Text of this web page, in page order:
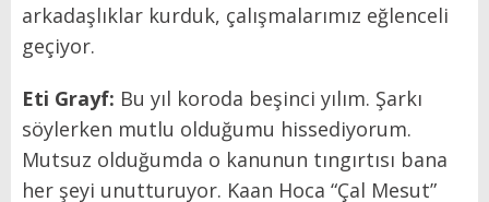
arkadaşlıklar kurduk, çalışmalarımız eğlenceli
geçiyor.
Eti Grayf: Bu yıl koroda beşinci yılım. Şarkı
söylerken mutlu olduğumu hissediyorum.
Mutsuz olduğumda o kanunun tıngırtısı bana
her şeyi unutturuyor. Kaan Hoca “Çal Mesut”